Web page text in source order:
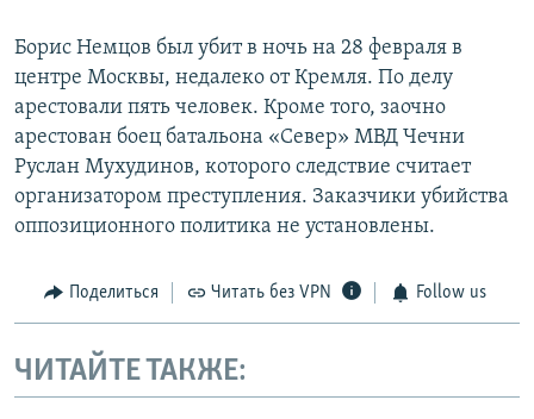
Борис Немцов был убит в ночь на 28 февраля в
центре Москвы, недалеко от Кремля. По делу
арестовали пять человек. Кроме того, заочно
арестован боец батальона «Север» МВД Чечни
Руслан Мухудинов, которого следствие считает
организатором преступления. Заказчики убийства
оппозиционного политика не установлены.
Поделиться Читать без VPN Follow us
ЧИТАЙТЕ ТАКЖЕ: